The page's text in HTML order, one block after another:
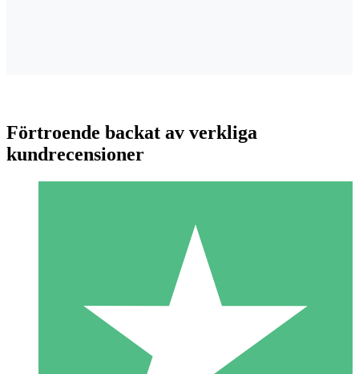
Individuella Kreditpaket
Betala per användning med nedladdningskrediter. Inget
1 Nedladdningar
Förtroende backat av verkliga
kundrecensioner